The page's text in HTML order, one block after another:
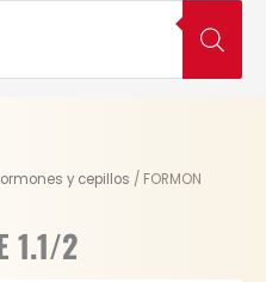
y cepillos / FORMON
1.1/2